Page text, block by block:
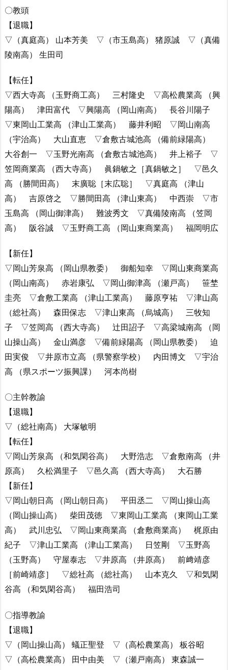
〇教頭
【退職】
▽（真庭高） 山本芳美 ▽（市玉島高） 猪原誠 ▽（真備
陵南高） 生田司
【転任】
▽西大寺高 （玉野商工高） 三村隆史 ▽高松農業高 （興
陽高） 津田富代 ▽興陽高 （岡山南高） 長谷川陽子
▽東岡山工業高 （津山工業高） 藤井利昭 ▽岡山南高
（宇治高） 大山直恵 ▽倉敷古城池高 （備前緑陽高）
大谷創一 ▽玉野光南高 （倉敷古城池高） 井上裕子 ▽
笠岡商業高 （西大寺高） 眞鍋敏之［真鍋敏之］ ▽邑久
高 （勝間田高） 末廣聡［末広聡］ ▽真庭高 （津山
高） 吉原啓之 ▽勝間田高 （津山東高） 中西崇 ▽市
玉島高 （岡山御津高） 難波秀文 ▽真備陵南高 （笠岡
高） 阪谷誠 ▽玉野商工高 （岡山東商業高） 福岡明広
【新任】
▽岡山芳泉高 （岡山県教委） 御船知幸 ▽岡山東商業高
（岡山南高） 赤岩康弘 ▽岡山御津高 （瀬戸高） 笹埜
圭亮 ▽倉敷工業高 （津山工業高） 藤原亨祐 ▽津山高
（総社高） 森田保志 ▽津山東高 （烏城高） 三牧知
子 ▽笠岡高 （西大寺高） 辻田詔子 ▽高梁城南高 （岡
山操山高） 金山満彦 ▽備前緑陽高 （岡山県教委） 迫
田実俊 ▽井原市立高 （県警察学校） 内田博文 ▽宇治
高 （県スポーツ振興課） 河本尚樹
〇主幹教諭
【退職】
▽（総社南高） 大塚敏明
【転任】
▽岡山芳泉高 （和気閑谷高） 大野浩志 ▽倉敷南高 （井
原高） 久松満里子 ▽邑久高 （西大寺高） 大石勝
【新任】
▽岡山朝日高 （岡山朝日高） 平田丞二 ▽岡山操山高
（岡山操山高） 柴田茂徳 ▽東岡山工業高 （東岡山工業
高） 武川忠弘 ▽岡山東商業高 （倉敷商業高） 梶原由
紀子 ▽津山工業高 （津山工業高） 日笠剛 ▽玉野高
（玉野高） 守屋泰志 ▽井原高 （井原高） 前﨑靖彦
［前崎靖彦］ ▽総社高 （総社高） 山本克久 ▽和気閑
谷高 （和気閑谷高） 福田浩司
〇指導教諭
【退職】
▽（岡山操山高） 蟻正聖登 ▽（高松農業高） 板谷昭
▽（高松農業高） 田中由美 ▽（瀬戸南高） 東森誠一